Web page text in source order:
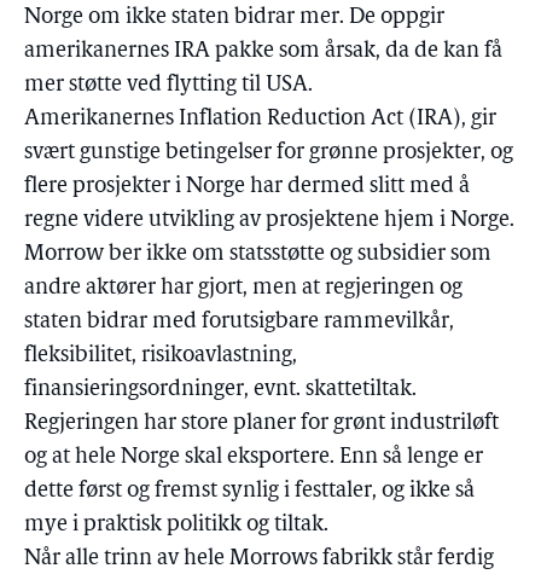
Norge om ikke staten bidrar mer. De oppgir
amerikanernes IRA pakke som årsak, da de kan få
mer støtte ved flytting til USA.
Amerikanernes Inflation Reduction Act (IRA), gir
svært gunstige betingelser for grønne prosjekter, og
flere prosjekter i Norge har dermed slitt med å
regne videre utvikling av prosjektene hjem i Norge.
Morrow ber ikke om statsstøtte og subsidier som
andre aktører har gjort, men at regjeringen og
staten bidrar med forutsigbare rammevilkår,
fleksibilitet, risikoavlastning,
finansieringsordninger, evnt. skattetiltak.
Regjeringen har store planer for grønt industriløft
og at hele Norge skal eksportere. Enn så lenge er
dette først og fremst synlig i festtaler, og ikke så
mye i praktisk politikk og tiltak.
Når alle trinn av hele Morrows fabrikk står ferdig